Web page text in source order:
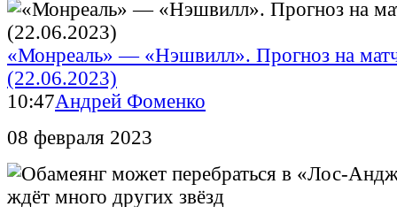
«Монреаль» — «Нэшвилл». Прогноз на
(22.06.2023)
10:47Андрей Фоменко
08 февраля 2023